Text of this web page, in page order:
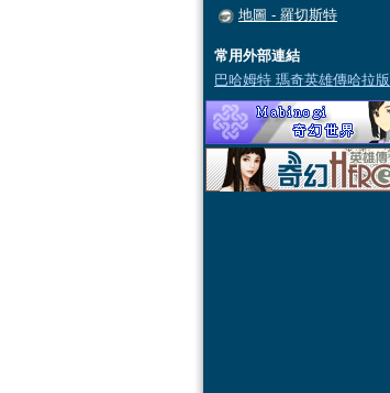
地圖 - 羅切斯特
常用外部連結
巴哈姆特 瑪奇英雄傳哈拉版